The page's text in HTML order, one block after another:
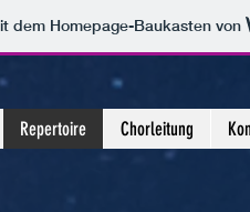
dem Homepage-Baukasten von
Repertoire Chorleitung